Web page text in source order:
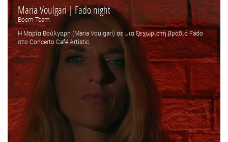
Maria Voulgari | Fado night
Boem Team
Η Μαρία Βούλγαρη (Maria Voulgari) σε μια ξεχωριστή βραδιά Fado
στο Concerto Café Artistic.